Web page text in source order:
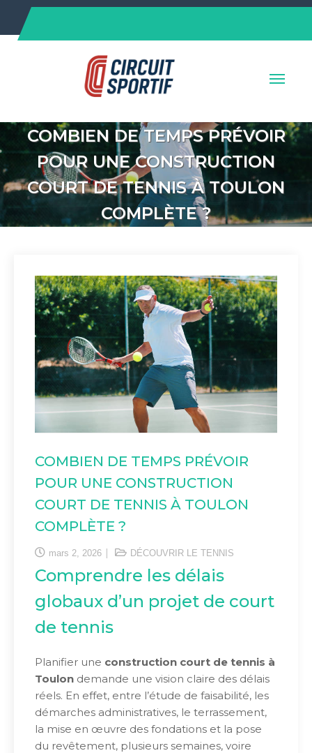
content
COMBIEN DE TEMPS PRÉVOIR
POUR UNE CONSTRUCTION
COURT DE TENNIS À TOULON
COMPLÈTE ?
COMBIEN DE TEMPS PRÉVOIR
POUR UNE CONSTRUCTION
COURT DE TENNIS À TOULON
COMPLÈTE ?
mars 2, 2026 DÉCOUVRIR LE TENNIS
Comprendre les délais
globaux d’un projet de court
de tennis
Planifier une construction court de tennis à
Toulon demande une vision claire des délais
réels. En effet, entre l’étude de faisabilité, les
démarches administratives, le terrassement,
la mise en œuvre des fondations et la pose
du revêtement, plusieurs semaines, voire